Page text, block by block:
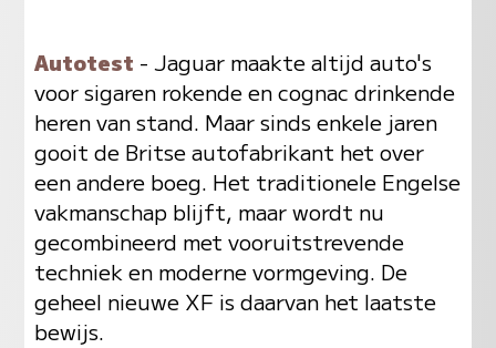
Autotest - Jaguar maakte altijd auto's
voor sigaren rokende en cognac drinkende
heren van stand. Maar sinds enkele jaren
gooit de Britse autofabrikant het over
een andere boeg. Het traditionele Engelse
vakmanschap blijft, maar wordt nu
gecombineerd met vooruitstrevende
techniek en moderne vormgeving. De
geheel nieuwe XF is daarvan het laatste
bewijs.